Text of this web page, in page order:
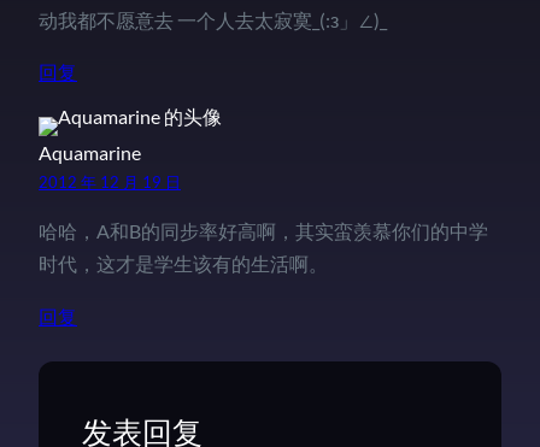
动我都不愿意去 一个人去太寂寞_(:з」∠)_
回复
Aquamarine
2012 年 12 月 19 日
哈哈，A和B的同步率好高啊，其实蛮羡慕你们的中学
时代，这才是学生该有的生活啊。
回复
发表回复